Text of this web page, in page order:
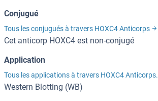
Conjugué
Tous les conjugués à travers HOXC4 Anticorps
Cet anticorp HOXC4 est non-conjugé
Application
Tous les applications à travers HOXC4 Anticorps.
Western Blotting (WB)